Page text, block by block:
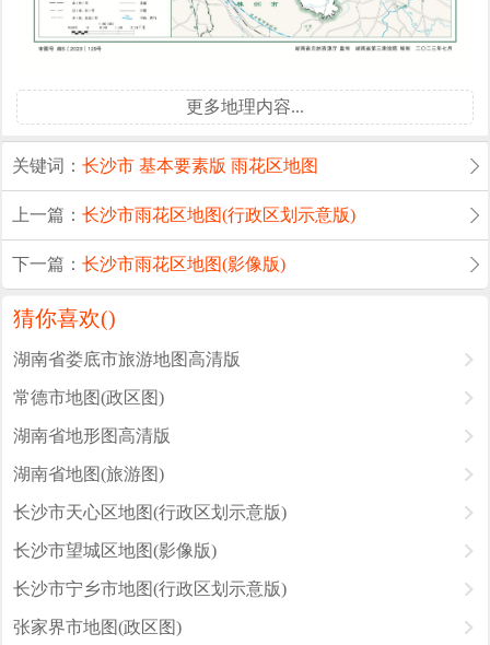
更多地理内容...
关键词：长沙市 基本要素版 雨花区地图
上一篇：长沙市雨花区地图(行政区划示意版)
下一篇：长沙市雨花区地图(影像版)
猜你喜欢()
湖南省娄底市旅游地图高清版
常德市地图(政区图)
湖南省地形图高清版
湖南省地图(旅游图)
长沙市天心区地图(行政区划示意版)
长沙市望城区地图(影像版)
长沙市宁乡市地图(行政区划示意版)
张家界市地图(政区图)